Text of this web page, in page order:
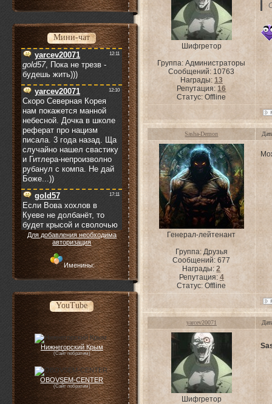
Мини-чат
Для добавления необходима
авторизация
Именины:
YouTube
Нижнегорский Крым
(Сайт побратим)
OBOVSEM-CENTER
(Сайт побратим)
Шифгретор
Группа: Администраторы
Сообщений: 10763
Награды: 13
Репутация:16
Статус:Offline
Sasha-Demon
Генерал-лейтенант
Группа: Друзья
Сообщений:677
Награды:2
Репутация: 4
Статус:Offline
yarcev20071
Шифгретор